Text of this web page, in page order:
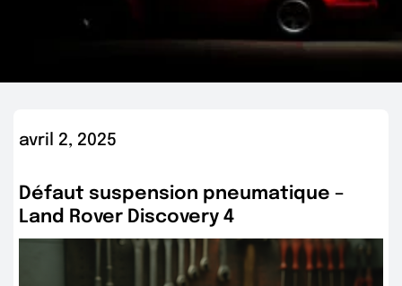
avril 2, 2025
Défaut suspension pneumatique –
Land Rover Discovery 4